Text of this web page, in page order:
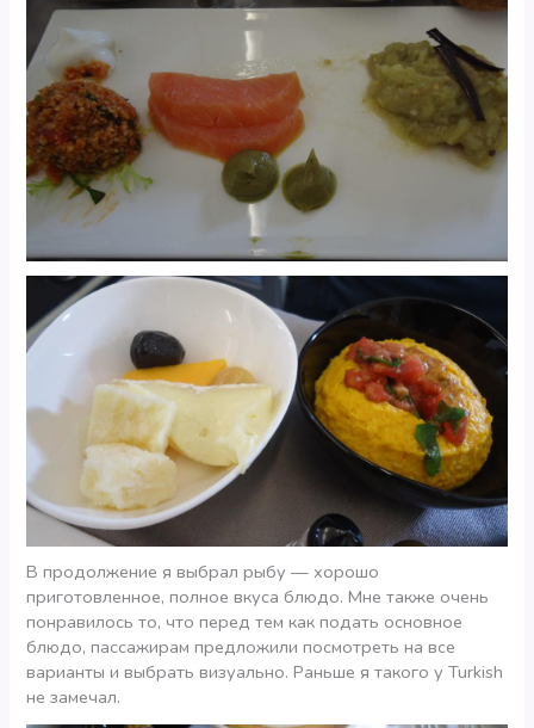
В продолжение я выбрал рыбу — хорошо
приготовленное, полное вкуса блюдо. Мне также очень
понравилось то, что перед тем как подать основное
блюдо, пассажирам предложили посмотреть на все
варианты и выбрать визуально. Раньше я такого у Turkish
не замечал.